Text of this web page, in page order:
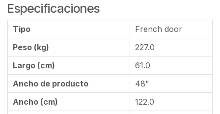
Especificaciones
Tipo
French door
Peso (kg)
227.0
Largo (cm)
61.0
Ancho de producto
48"
Ancho (cm)
122.0